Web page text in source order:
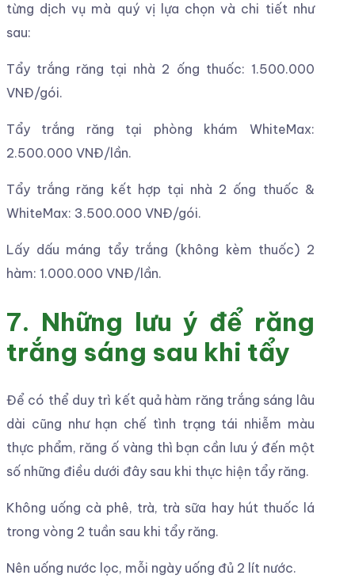
từng dịch vụ mà quý vị lựa chọn và chi tiết như
sau:
Tẩy trắng răng tại nhà 2 ống thuốc: 1.500.000
VNĐ/gói.
Tẩy trắng răng tại phòng khám WhiteMax:
2.500.000 VNĐ/lần.
Tẩy trắng răng kết hợp tại nhà 2 ống thuốc &
WhiteMax: 3.500.000 VNĐ/gói.
Lấy dấu máng tẩy trắng (không kèm thuốc) 2
hàm: 1.000.000 VNĐ/lần.
7. Những lưu ý để răng
trắng sáng sau khi tẩy
Để có thể duy trì kết quả hàm răng trắng sáng lâu
dài cũng như hạn chế tình trạng tái nhiễm màu
thực phẩm, răng ố vàng thì bạn cần lưu ý đến một
số những điều dưới đây sau khi thực hiện tẩy răng.
Không uống cà phê, trà, trà sữa hay hút thuốc lá
trong vòng 2 tuần sau khi tẩy răng.
Nên uống nước lọc, mỗi ngày uống đủ 2 lít nước.